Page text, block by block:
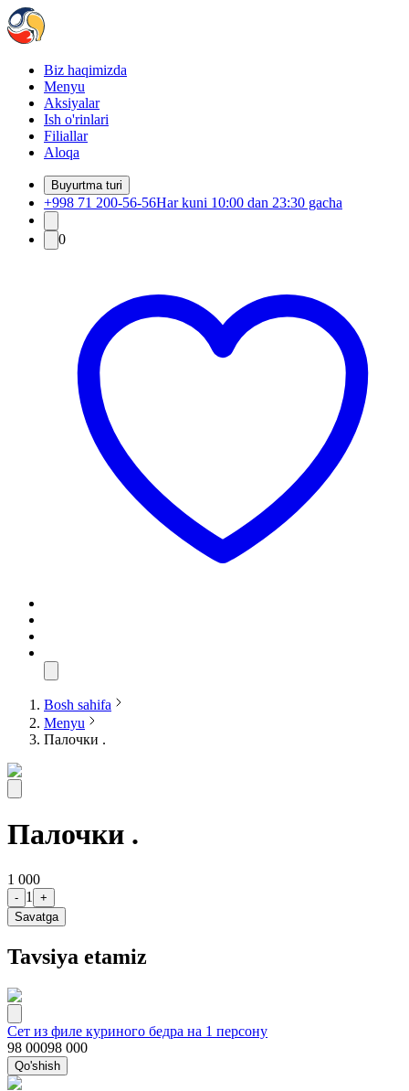
Biz haqimizda
Menyu
Aksiyalar
Ish o'rinlari
Filiallar
Aloqa
Buyurtma turi
+998 71 200-56-56Har kuni 10:00 dan 23:30 gacha
0
Bosh sahifa
Menyu
Палочки .
Палочки .
1 000
- 1
+
Savatga
Tavsiya etamiz
Сет из филе куриного бедра на 1 персону
98 00098 000
Qo'shish